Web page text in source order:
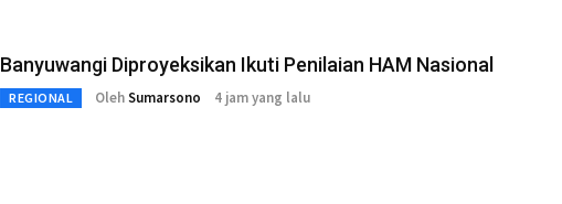
Banyuwangi Diproyeksikan Ikuti Penilaian HAM Nasional
REGIONAL OlehSumarsono 4 jam yang lalu